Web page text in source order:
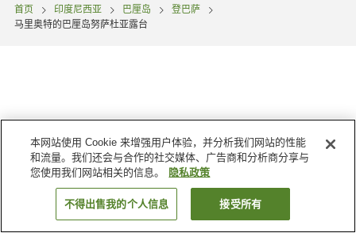
首页 印度尼西亚 巴厘岛
登巴萨
马里奥特的巴厘岛努萨杜亚露台
搜索客房
本网站使用 Cookie 来增强用户体验，并分析我们网站的性能
和流量。我们还会与合作的社交媒体、广告商和分析商分享与
您使用我们网站相关的信息。
隐私政策
不得出售我的个人信息 接受所有